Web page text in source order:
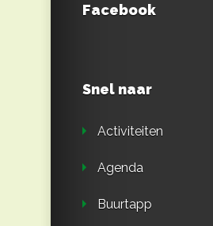
Facebook
Snel naar
Activiteiten
Agenda
Buurtapp